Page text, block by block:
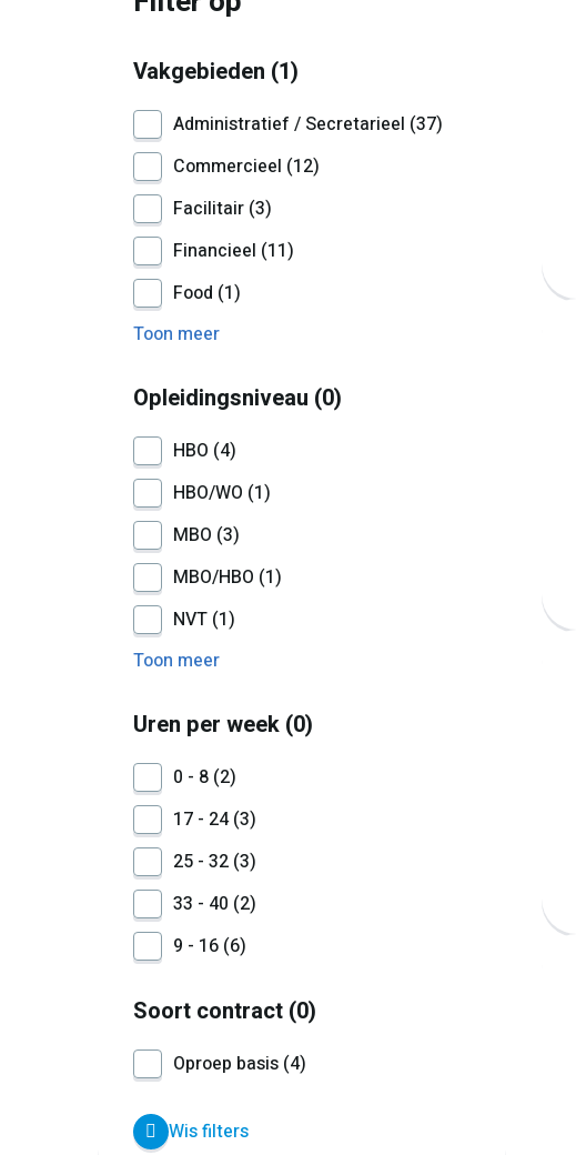
Vakgebieden 1
Administratief / Secretarieel 37
Commercieel 12
Facilitair 3
Financieel 11
Food 1
Toon meer
Opleidingsniveau 0
HBO 4
HBO/WO 1
MBO 3
MBO/HBO 1
NVT 1
Toon meer
Uren per week 0
0 - 8 2
17 - 24 3
25 - 32 3
33 - 40 2
9 - 16 6
Soort contract 0
Oproep basis 4
Wis filters